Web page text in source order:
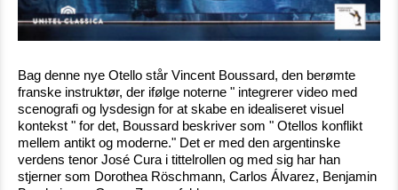
Bag denne nye Otello står Vincent Boussard, den berømte
franske instruktør, der ifølge noterne " integrerer video med
scenografi og lysdesign for at skabe en idealiseret visuel
kontekst " for det, Boussard beskriver som " Otellos konflikt
mellem antikt og moderne." Det er med den argentinske
verdens tenor José Cura i tittelrollen og med sig har han
stjerner som Dorothea Röschmann, Carlos Álvarez, Benjamin